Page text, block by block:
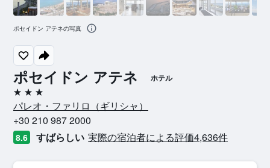
ポセイドン アテネ ホテル
3つ星
パレオ・ファリロ​（ギリシャ​）​
+30 210 987 2000
8.6 すばらしい 実際の宿泊者による評価4,636​件
ポセイドン アテネの写真